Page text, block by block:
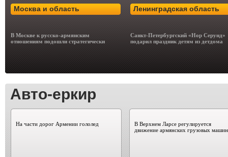
Москва и область
В Москве к русско-армянским
отношениям подошли стратегически
Ленинградская область
Санкт-Петербургский «Нор Серунд»
подарил праздник детям из детдома
Авто-еркир
На части дорог Армении гололед
В Верхнем Ларсе регулируется
движение армянских грузовых машин